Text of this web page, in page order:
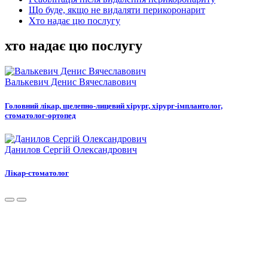
Що буде, якщо не видаляти перикоронарит
Хто надає цю послугу
хто надає цю послугу
Валькевич Денис Вячеславович
Головний лікар, щелепно-лицевий хірург, хірург-імплантолог,
стоматолог-ортопед
Данилов Сергій Олександрович
Лікар-стоматолог